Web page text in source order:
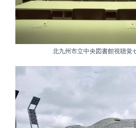
北九州市立中央図書館視聴覚